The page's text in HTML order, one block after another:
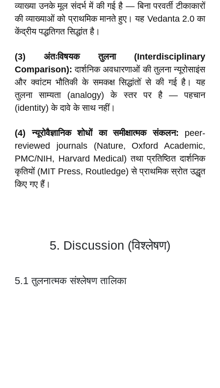
व्याख्या उनके मूल संदर्भ में की गई है — बिना परवर्ती टीकाकारों
की व्याख्याओं को प्राथमिक मानते हुए। यह Vedanta 2.0 का
केंद्रीय पद्धतिगत सिद्धांत है।
(3) अंतःविषयक तुलना (Interdisciplinary
Comparison): दार्शनिक अवधारणाओं की तुलना न्यूरोसाइंस
और क्वांटम भौतिकी के समकक्ष सिद्धांतों से की गई है। यह
तुलना साम्यता (analogy) के स्तर पर है — पहचान
(identity) के दावे के साथ नहीं।
(4) न्यूरोवैज्ञानिक शोधों का समीक्षात्मक संकलन: peer-
reviewed journals (Nature, Oxford Academic,
PMC/NIH, Harvard Medical) तथा प्रतिष्ठित दार्शनिक
कृतियों (MIT Press, Routledge) से प्राथमिक स्रोत उद्धृत
किए गए हैं।
5. Discussion (विश्लेषण)
5.1 तुलनात्मक संश्लेषण तालिका